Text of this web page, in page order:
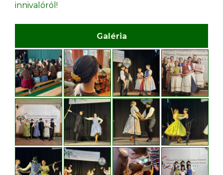
innivalóról!
Galéria